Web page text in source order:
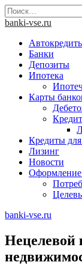
Skip
to
Найти:
banki-vse.ru
Банки
Депозиты
Ипотека
Карты
Кредиты для
Лизинг
Новости
Оформление
banki-vse.ru
Нецелевой